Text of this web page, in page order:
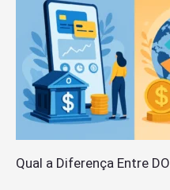
Qual a Diferença Entre